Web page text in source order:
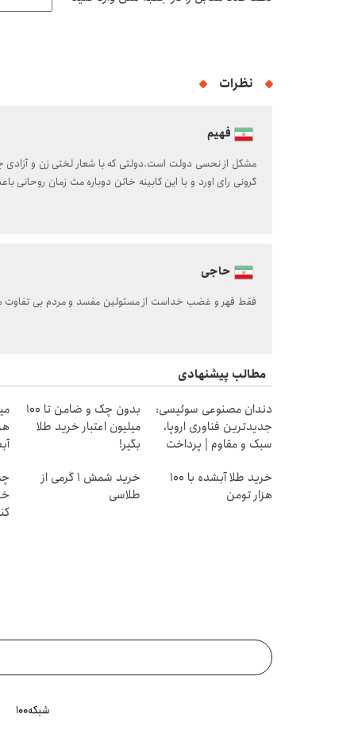
نظرات
فهیم
مشکل از نحسی دولت است.دولتی که با شعار لختی زن و آزادی
گرونی رای اورد و با این کابینه خائن دوباره مث زمان
حاجی
فقط قهر و غضب خداست از مسئولین مفسد و مردم بی تفاوت
مطالب پیشنهادی
دندان مصنوعی سوئیسی:
جدیدترین فناوری اروپا،
سبک و مقاوم | پرداخت
بدون چک و ضامن تا 100
میلیون اعتبار خرید طلا
بگیر!
خرید طلا آبشده با 100
هزار تومن
خرید شمش 1 گرمی از
طلاسی
شبکه۱۰۰